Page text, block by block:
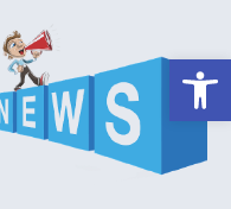
פתח סרגל נגישות